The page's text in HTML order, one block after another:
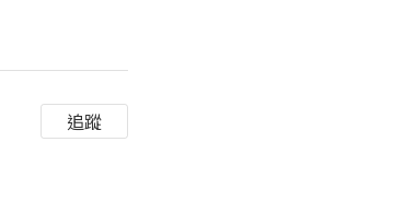
追蹤